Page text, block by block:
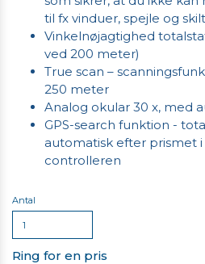
til fx vinduer, spejle og
Vinkelnøjagtighed
ved 200 meter)
True scan –
250 meter
Analog okular 30 x, med
GPS-search funktion -
automatisk efter prismet
controlleren
Antal
Ring for en pris